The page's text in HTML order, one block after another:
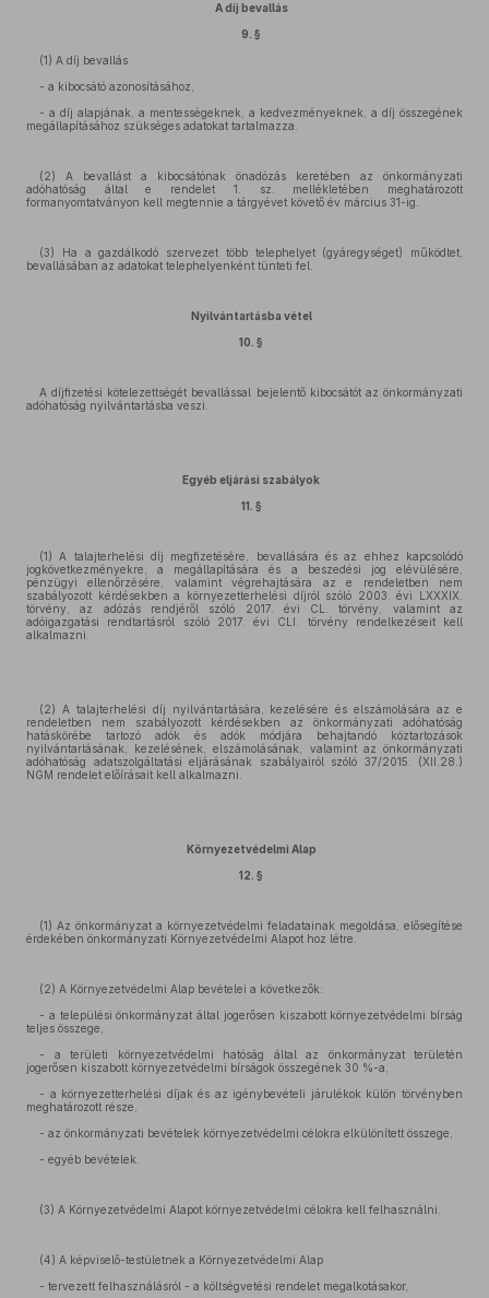
A díj bevallás
9. §
(1) A díj bevallás
- a kibocsátó azonosításához,
- a díj alapjának, a mentességeknek, a kedvezményeknek, a díj összegének
megállapításához szükséges adatokat tartalmazza.
(2) A bevallást a kibocsátónak önadózás keretében az önkormányzati
adóhatóság által e rendelet 1. sz. mellékletében meghatározott
formanyomtatványon kell megtennie a tárgyévet követő év március 31-ig.
(3) Ha a gazdálkodó szervezet több telephelyet (gyáregységet) működtet,
bevallásában az adatokat telephelyenként tünteti fel.
Nyilvántartásba vétel
10. §
A díjfizetési kötelezettségét bevallással bejelentő kibocsátót az önkormányzati
adóhatóság nyilvántartásba veszi.
Egyéb eljárási szabályok
11. §
(1) A talajterhelési díj megfizetésére, bevallására és az ehhez kapcsolódó
jogkövetkezményekre, a megállapítására és a beszedési jog elévülésére,
pénzügyi ellenőrzésére, valamint végrehajtására az e rendeletben nem
szabályozott kérdésekben a környezetterhelési díjról szóló 2003. évi LXXXIX.
törvény, az adózás rendjéről szóló 2017. évi CL. törvény, valamint az
adóigazgatási rendtartásról szóló 2017. évi CLI. törvény rendelkezéseit kell
alkalmazni.
(2) A talajterhelési díj nyilvántartására, kezelésére és elszámolására az e
rendeletben nem szabályozott kérdésekben az önkormányzati adóhatóság
hatáskörébe tartozó adók és adók módjára behajtandó köztartozások
nyilvántartásának, kezelésének, elszámolásának, valamint az önkormányzati
adóhatóság adatszolgáltatási eljárásának szabályairól szóló 37/2015. (XII.28.)
NGM rendelet előírásait kell alkalmazni.
Környezetvédelmi Alap
12. §
(1) Az önkormányzat a környezetvédelmi feladatainak megoldása, elősegítése
érdekében önkormányzati Környezetvédelmi Alapot hoz létre.
(2) A Környezetvédelmi Alap bevételei a következők:
- a települési önkormányzat által jogerősen kiszabott környezetvédelmi bírság
teljes összege,
- a területi környezetvédelmi hatóság által az önkormányzat területén
jogerősen kiszabott környezetvédelmi bírságok összegének 30 %-a,
- a környezetterhelési díjak és az igénybevételi járulékok külön törvényben
meghatározott része,
- az önkormányzati bevételek környezetvédelmi célokra elkülönített összege,
- egyéb bevételek.
(3) A Környezetvédelmi Alapot környezetvédelmi célokra kell felhasználni.
(4) A képviselő-testületnek a Környezetvédelmi Alap
- tervezett felhasználásról - a költségvetési rendelet megalkotásakor,